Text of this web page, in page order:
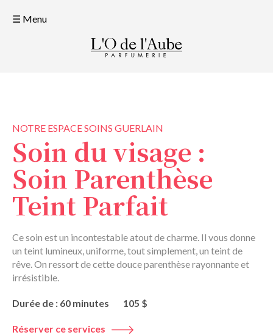
☰ Menu
NOTRE ESPACE SOINS GUERLAIN
Soin du visage :
Soin Parenthèse
Teint Parfait
Ce soin est un incontestable atout de charme. Il vous donne
un teint lumineux, uniforme, tout simplement, un teint de
rêve. On ressort de cette douce parenthèse rayonnante et
irrésistible.
Durée de : 60 minutes 105 $
Réserver ce services